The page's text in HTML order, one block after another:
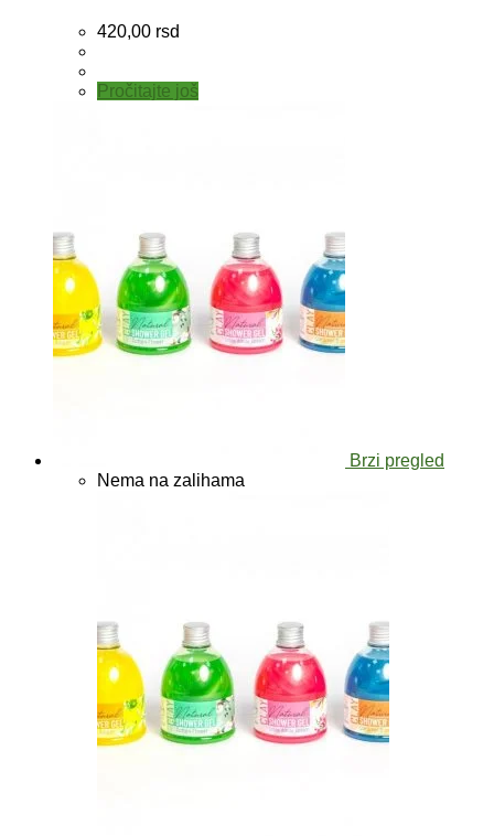
420,00 rsd
Pročitajte još
Brzi pregled
Nema na zalihama